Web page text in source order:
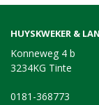
HUYSKWEKER &
Konneweg 4 b
3234KG Tinte
0181-368773